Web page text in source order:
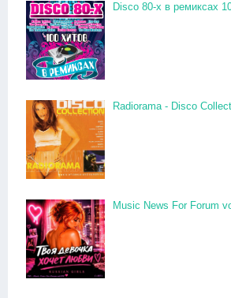
Disco 80-x в ремиксах
Radiorama - Disco
Music News For Forum